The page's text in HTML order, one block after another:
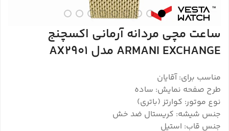
ساعت مچی مردانه آرمانی اکسچنج
ARMANI EXCHANGE مدل AX2901
مناسب برای: آقایان
طرح صفحه نمایش: ساده
نوع موتور: کوارتز (باتری)
جنس شیشه: کریستال ضد خش
جنس قاب: استیل